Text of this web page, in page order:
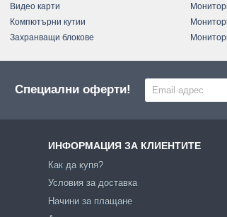
Видео карти
Компютърни кутии
Захранващи блокове
Специални оферти!
ИНФОРМАЦИЯ ЗА КЛИЕНТИТЕ
Как да купя?
Условия за доставка
Начини за плащане